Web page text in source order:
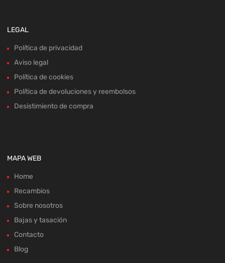
LEGAL
Política de privacidad
Aviso legal
Política de cookies
Política de devoluciones y reembolsos
Desistimiento de compra
MAPA WEB
Home
Recambios
Sobre nosotros
Bajas y tasación
Contacto
Blog